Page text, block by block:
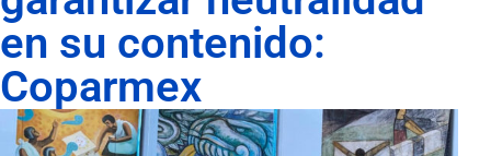
en su contenido:
Coparmex